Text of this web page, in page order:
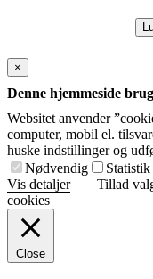
×
Denne hjemmeside
Websitet anvender
computer, mobil el.
huske indstillinger og
Nødvendig
Statistik
Vis detaljer
Tillad
cookies
Close